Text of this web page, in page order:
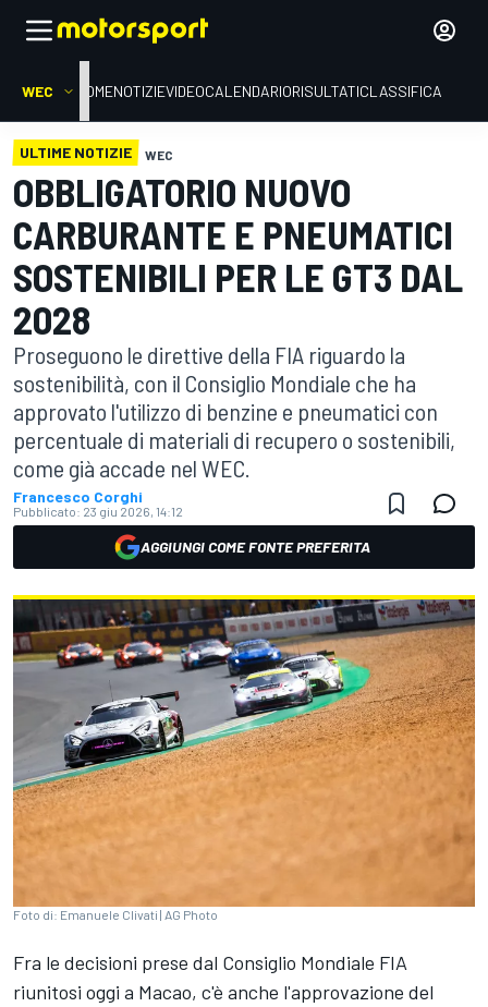
WEC HOMENOTIZIEVIDEOCALENDARIORISULTATICLASSIFICA
ULTIME NOTIZIE WEC
OBBLIGATORIO NUOVO
CARBURANTE E PNEUMATICI
SOSTENIBILI PER LE GT3 DAL
2028
Proseguono le direttive della FIA riguardo la
sostenibilità, con il Consiglio Mondiale che ha
approvato l'utilizzo di benzine e pneumatici con
percentuale di materiali di recupero o sostenibili,
come già accade nel WEC.
Francesco Corghi
Pubblicato: 23 giu 2026, 14:12
AGGIUNGI COME FONTE PREFERITA
Foto di: Emanuele Clivati | AG Photo
Fra le decisioni prese dal Consiglio Mondiale FIA
riunitosi oggi a Macao, c'è anche l'approvazione del